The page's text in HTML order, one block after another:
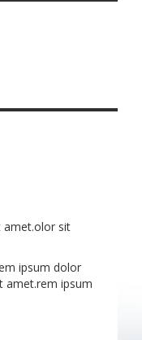
amet.olor sit
ipsum dolor
amet.rem ipsum